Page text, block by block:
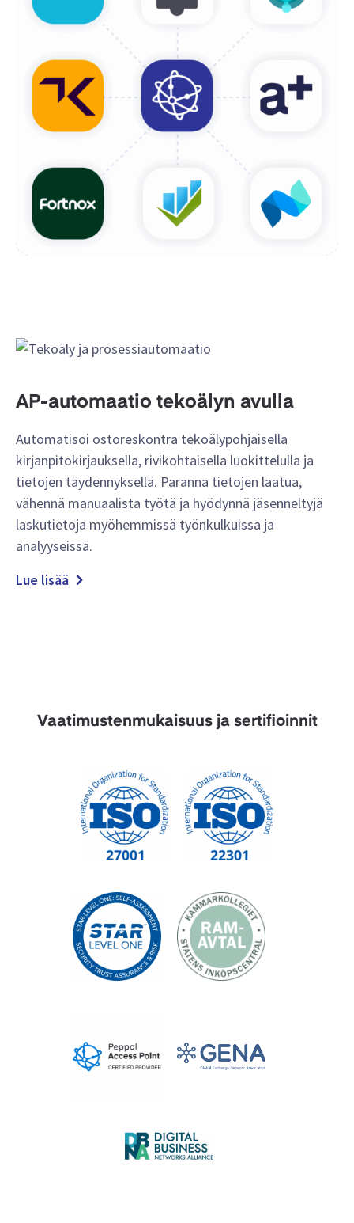
AP-automaatio tekoälyn avulla
Automatisoi ostoreskontra tekoälypohjaisella
kirjanpitokirjauksella, rivikohtaisella luokittelulla ja
tietojen täydennyksellä. Paranna tietojen laatua,
vähennä manuaalista työtä ja hyödynnä jäsenneltyjä
laskutietoja myöhemmissä työnkulkuissa ja
analyyseissä.
Lue lisää
Vaatimustenmukaisuus ja sertifioinnit